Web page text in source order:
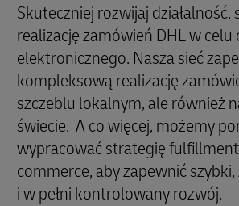
Skuteczniej rozwijaj działalność,
realizację zamówień DHL w celu
elektronicznego. Nasza sieć
kompleksową realizację
szczeblu lokalnym, ale również
świecie. A co więcej, możemy
wypracować strategię
commerce, aby zapewnić
i w pełni kontrolowany rozwój.